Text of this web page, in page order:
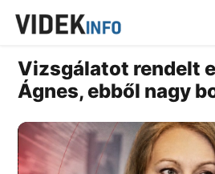
Vizsgálatot rendelt
Ágnes, ebből nagy